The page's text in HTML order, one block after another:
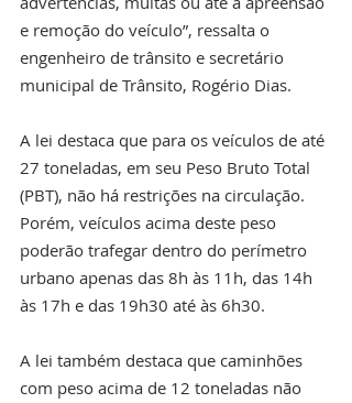
e remoção do veículo”, ressalta o
engenheiro de trânsito e secretário
municipal de Trânsito, Rogério Dias.
A lei destaca que para os veículos de até
27 toneladas, em seu Peso Bruto Total
(PBT), não há restrições na circulação.
Porém, veículos acima deste peso
poderão trafegar dentro do perímetro
urbano apenas das 8h às 11h, das 14h
às 17h e das 19h30 até às 6h30.
A lei também destaca que caminhões
com peso acima de 12 toneladas não